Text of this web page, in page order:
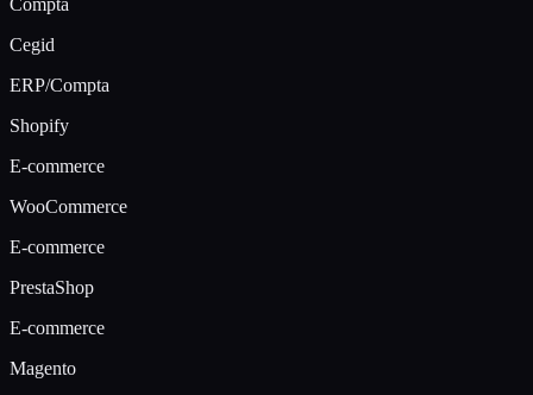
Compta
Cegid
ERP/Compta
Shopify
E-commerce
WooCommerce
E-commerce
PrestaShop
E-commerce
Magento